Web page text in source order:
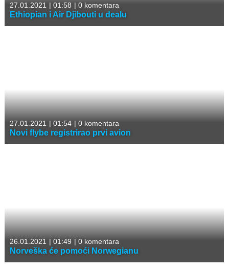
27.01.2021 | 01:58 | 0 komentara
Ethiopian i Air Djibouti u dealu
27.01.2021 | 01:54 | 0 komentara
Novi flybe registrirao prvi avion
26.01.2021 | 01:49 | 0 komentara
Norveška će pomoći Norwegianu